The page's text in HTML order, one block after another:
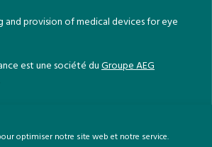
optimiser notre site web et notre service.
and provision of medical devices for eye
est une société duGroupe AEG